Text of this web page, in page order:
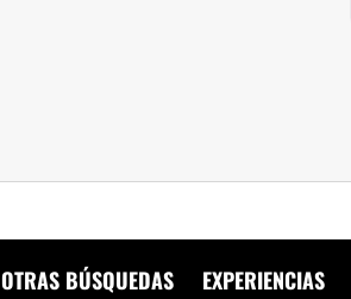
OTRAS BÚSQUEDAS EXPERIENCIAS